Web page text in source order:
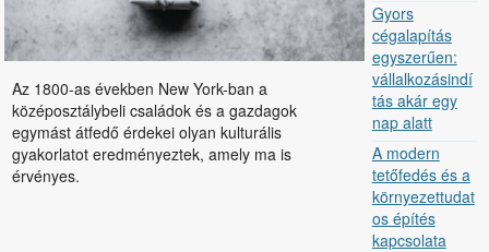
Az 1800-as években New York-ban a
középosztálybeli családok és a gazdagok
egymást átfedő érdekei olyan kulturális
gyakorlatot eredményeztek, amely ma is
érvényes.
Gyors
cégalapítás
egyszerűen:
vállalkozásindí
tás akár egy
nap alatt
A modern
tetőfedés és a
környezettudat
os építés
kapcsolata